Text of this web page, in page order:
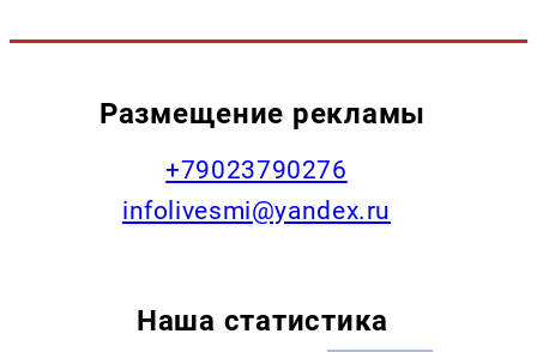
Размещение рекламы
+79023790276
infolivesmi@yandex.ru
Наша статистика